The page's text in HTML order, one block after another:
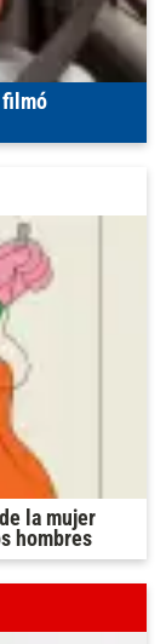
filmó
la mujer
hombres